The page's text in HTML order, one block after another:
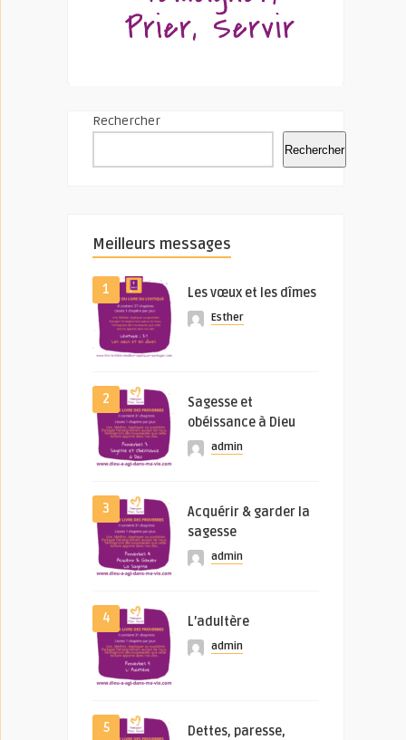
Rechercher
Rechercher
Meilleurs messages
1 Les vœux et les dîmes
Esther
2
Sagesse et
obéissance à Dieu
admin
3
Acquérir & garder la
sagesse
admin
4 L’adultère
admin
5
Dettes, paresse,